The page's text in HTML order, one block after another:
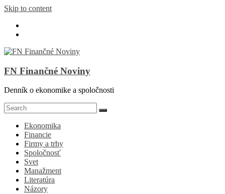
Skip to content
FN Finančné Noviny
Denník o ekonomike a spoločnosti
Ekonomika
Financie
Firmy a trhy
Spoločnosť
Svet
Manažment
Literatúra
Názory